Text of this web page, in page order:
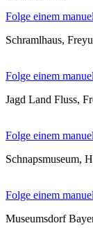
Folge einem
Schramlhaus,
Folge einem
Jagd Land Fluss,
Folge einem
Schnapsmuseum,
Folge einem
Museumsdorf